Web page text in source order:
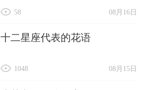
08月16日
58
十二星座代表的花语
08月15日
1048